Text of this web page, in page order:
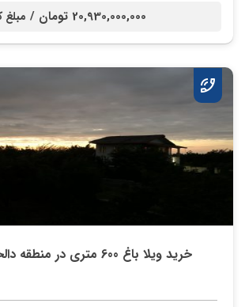
20,930,000,000 تومان / مبلغ
خرید ویلا باغ 600 متری در منطقه دالخانی رامسر